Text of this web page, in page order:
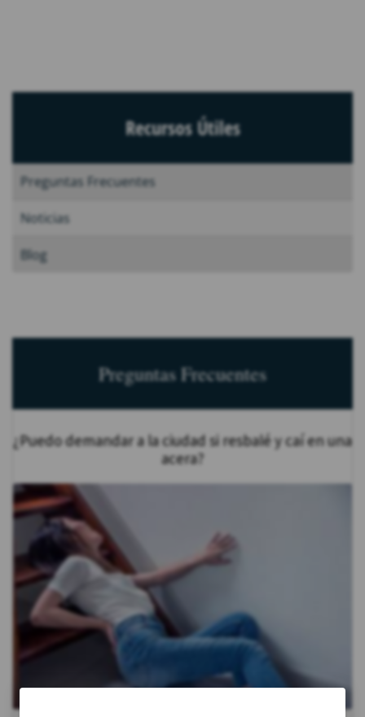
Recursos Útiles
Preguntas Frecuentes
Noticias
Blog
Preguntas Frecuentes
¿Puedo demandar a la ciudad si resbalé y caí en una
acera?